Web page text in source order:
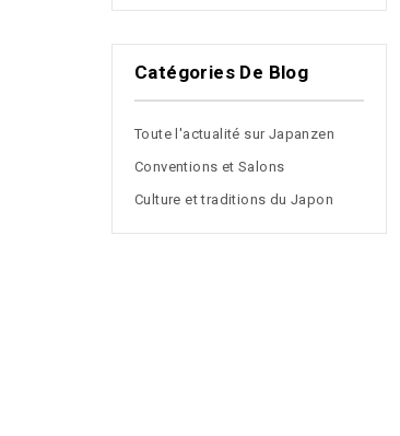
Catégories De Blog
Toute l'actualité sur Japanzen
Conventions et Salons
Culture et traditions du Japon